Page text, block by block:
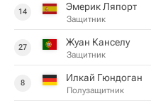
14 Эмерик Ляпорт
Защитник
27 Жуан Канселу
Защитник
8 Илкай Гюндоган
Полузащитник